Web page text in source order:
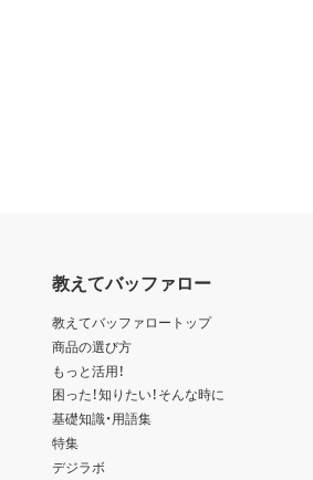
教えてバッファロー
教えてバッファロートップ
商品の選び方
もっと活用！
困った！知りたい！そんな時に
基礎知識・用語集
特集
デジラボ